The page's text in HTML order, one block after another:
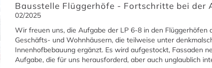
Bausstelle Flüggerhöfe - Fortschritte bei der
02/2025
Wir freuen uns, die Aufgabe der LP 6-8 in den Flüggerhöfen
Geschäfts- und Wohnhäusern, die teilweise unter
Innenhofbebauung ergänzt. Es wird aufgestockt, Fassaden
Aufgabe, die für uns herausforderd, aber auch unglaublich